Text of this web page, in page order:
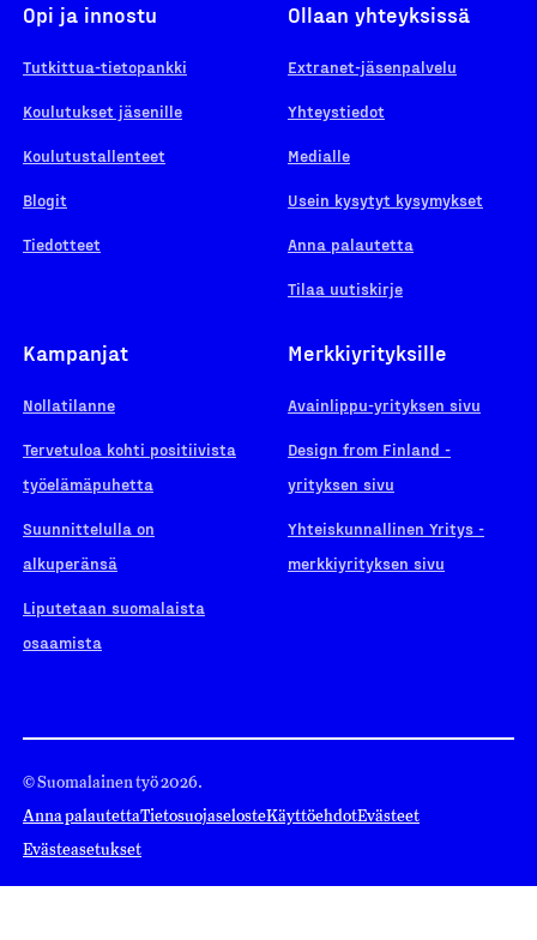
Opi ja innostu
Tutkittua-tietopankki
Koulutukset jäsenille
Koulutustallenteet
Blogit
Tiedotteet
Ollaan yhteyksissä
Extranet-jäsenpalvelu
Yhteystiedot
Medialle
Usein kysytyt kysymykset
Anna palautetta
Tilaa uutiskirje
Kampanjat
Nollatilanne
Tervetuloa kohti positiivista
työelämäpuhetta
Suunnittelulla on
alkuperänsä
Liputetaan suomalaista
osaamista
Merkkiyrityksille
Avainlippu-yrityksen sivu
Design from Finland -
yrityksen sivu
Yhteiskunnallinen Yritys -
merkkiyrityksen sivu
© Suomalainen työ 2026.
Anna palautettaTietosuojaselosteKäyttöehdotEvästeet
Evästeasetukset